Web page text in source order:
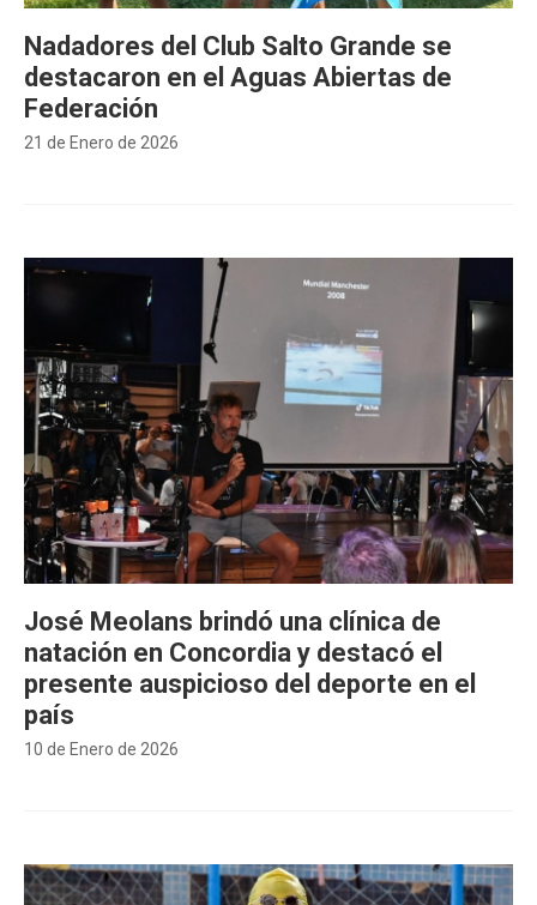
21 de Enero de 2026
Nadadores del Club Salto Grande se
destacaron en el Aguas Abiertas de
Federación
10 de Enero de 2026
José Meolans brindó una clínica de
natación en Concordia y destacó el
presente auspicioso del deporte en el
país